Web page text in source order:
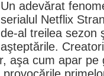
Un adevărat
serialul Netflix
de-al treilea sezon
aşteptările.
aşa cum apar